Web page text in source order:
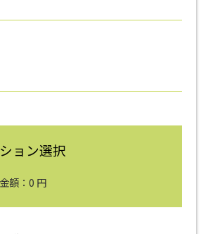
ョン選択
額： 0 円